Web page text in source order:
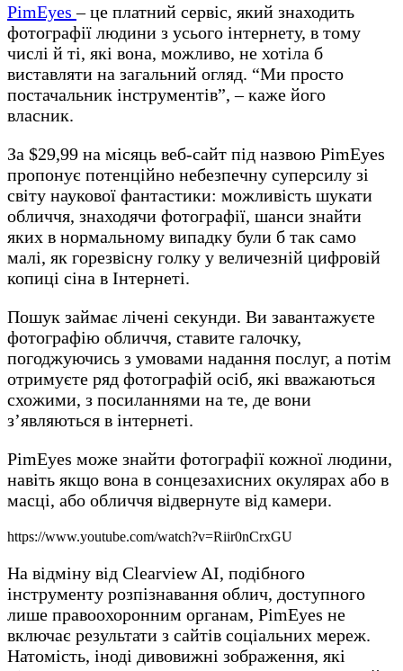
PimEyes– це платний сервіс, який знаходить
фотографії людини з усього інтернету, в тому
числі й ті, які вона, можливо, не хотіла б
виставляти на загальний огляд. “Ми просто
постачальник інструментів”, – каже його
власник.
За $29,99 на місяць веб-сайт під назвою PimEyes
пропонує потенційно небезпечну суперсилу зі
світу наукової фантастики: можливість шукати
обличчя, знаходячи фотографії, шанси знайти
яких в нормальному випадку були б так само
малі, як горезвісну голку у величезній цифровій
копиці сіна в Інтернеті.
Пошук займає лічені секунди. Ви завантажуєте
фотографію обличчя, ставите галочку,
погоджуючись з умовами надання послуг, а потім
отримуєте ряд фотографій осіб, які вважаються
схожими, з посиланнями на те, де вони
з’являються в інтернеті.
PimEyes може знайти фотографії кожної людини,
навіть якщо вона в сонцезахисних окулярах або в
масці, або обличчя відвернуте від камери.
https://www.youtube.com/watch?v=Riir0nCrxGU
На відміну від Clearview AI, подібного
інструменту розпізнавання облич, доступного
лише правоохоронним органам, PimEyes не
включає результати з сайтів соціальних мереж.
Натомість, іноді дивовижні зображення, які